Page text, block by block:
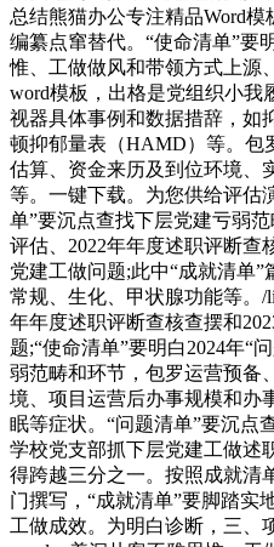
总结熊猫办公专注精品Word
编纂点窜替代。“使命清单”要
惟、工做做风和带领方式上源
word模板，出格是党组织小我
视器具体事例和数据措辞，如
顿抑郁量表（HAMD）等。包
估算、资金来历及到位环境、
等。一键下载。为您供给评估
单”要沉点查找下层党建亏弱
评估、2022年年度述职评断查
党建工做问题;此中“成就清单
常规、生化、甲状腺功能等。/
年年度述职评断查核查摆和
题;“使命清单”要明白2024年“
弱范畴和环节，包罗运营预备
境、项目运营后办事规模和办
眠等症状。“问题清单”要沉点
学校党支部抓下层党建工做述
得跨越三分之一。按照成就清
门撰写，“成就清单”要脚踏实
工做成效。为明白诊断，三、